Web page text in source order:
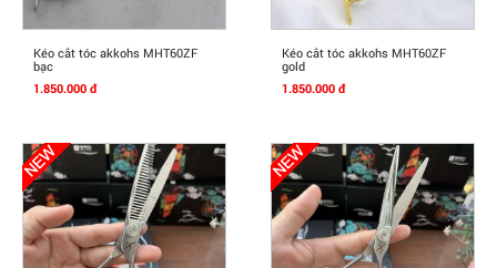
Mua Ngay
Kéo cắt tóc akkohs MHT60ZF
bạc
1.850.000 đ
Mua Ngay
Kéo cắt tóc akkohs MHT60ZF
gold
1.850.000 đ